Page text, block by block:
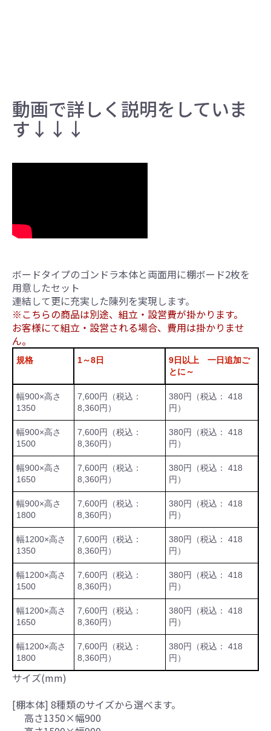
動画で詳しく説明をしていま
す↓↓↓
ボードタイプのゴンドラ本体と両面用に棚ボード2枚を
用意したセット
連結して更に充実した陳列を実現します。
※こちらの商品は別途、組立・設営費が掛かります。
お客様にて組立・設営される場合、費用は掛かりませ
ん。
規格 1～8日
9日以上 一日追加ご
とに～
幅900×高さ
1350
7,600円（税込：
8,360円）
380円（税込： 418
円）
幅900×高さ
1500
7,600円（税込：
8,360円）
380円（税込： 418
円）
幅900×高さ
1650
7,600円（税込：
8,360円）
380円（税込： 418
円）
幅900×高さ
1800
7,600円（税込：
8,360円）
380円（税込： 418
円）
幅1200×高さ
1350
7,600円（税込：
8,360円）
380円（税込： 418
円）
幅1200×高さ
1500
7,600円（税込：
8,360円）
380円（税込： 418
円）
幅1200×高さ
1650
7,600円（税込：
8,360円）
380円（税込： 418
円）
幅1200×高さ
1800
7,600円（税込：
8,360円）
380円（税込： 418
円）
サイズ(mm)
[棚本体] 8種類のサイズから選べます。
高さ1350×幅900